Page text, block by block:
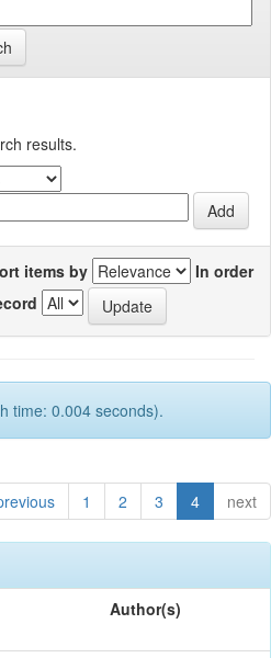
results.
items by
In order
time: 0.004 seconds).
1 2 3 4 next
Author(s)